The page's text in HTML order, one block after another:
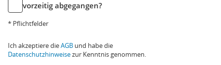
vorzeitig abgegangen?
* Pflichtfelder
Ich akzeptiere dieAGB und habe die
Datenschutzhinweisezur Kenntnis genommen.